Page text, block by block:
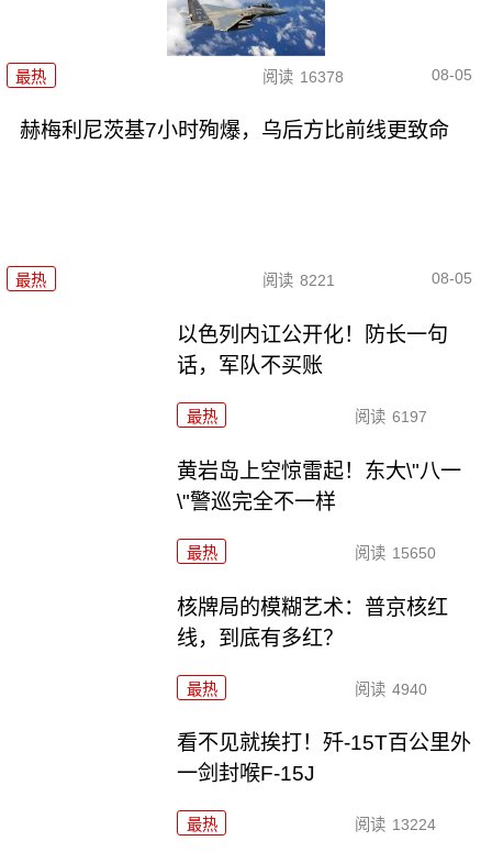
最热 阅读 16378 08-05
赫梅利尼茨基7小时殉爆，乌后方比前线更致命
最热 阅读 8221 08-05
以色列内讧公开化！防长一句
话，军队不买账
最热 阅读 6197
黄岩岛上空惊雷起！东大\"八一
\"警巡完全不一样
最热 阅读 15650
核牌局的模糊艺术：普京核红
线，到底有多红？
最热 阅读 4940
看不见就挨打！歼-15T百公里外
一剑封喉F-15J
最热 阅读 13224